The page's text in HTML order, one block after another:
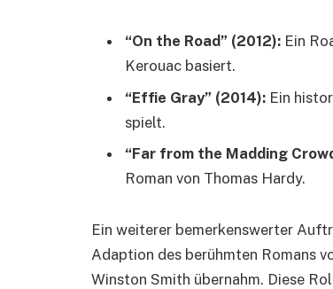
“On the Road” (2012): Ein
Kerouac basiert.
“Effie Gray” (2014): Ein
spielt.
“Far from the Madding
Roman von Thomas Hardy.
Ein weiterer bemerkenswerter
Adaption des berühmten Romans
Winston Smith übernahm. Diese